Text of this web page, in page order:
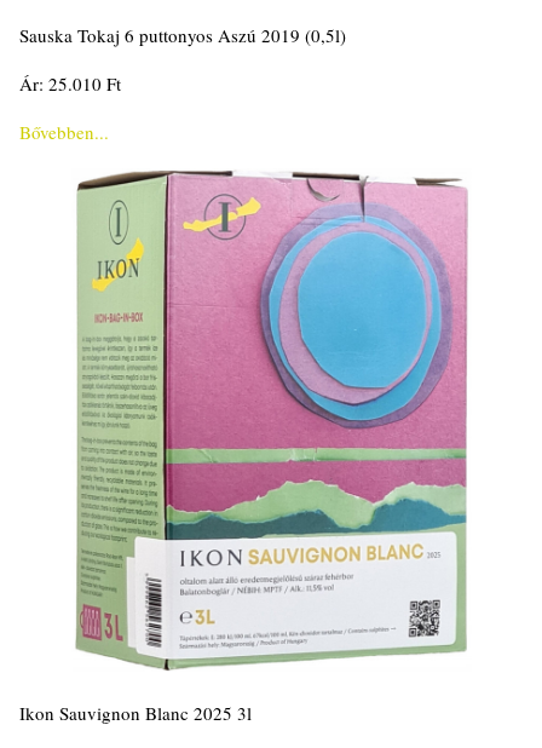
Sauska Tokaj 6 puttonyos Aszú 2019 (0,5l)
Ár: 25.010 Ft
Bővebben...
Ikon Sauvignon Blanc 2025 3l